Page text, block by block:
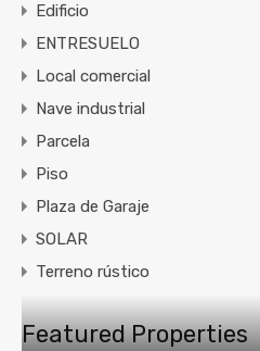
Edificio
ENTRESUELO
Local comercial
Nave industrial
Parcela
Piso
Plaza de Garaje
SOLAR
Terreno rústico
Featured Properties